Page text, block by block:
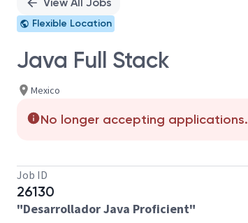
Flexible Location
Java Full Stack
Mexico
No longer accepting applications.
Job ID
26130
"Desarrollador Java Proficient"